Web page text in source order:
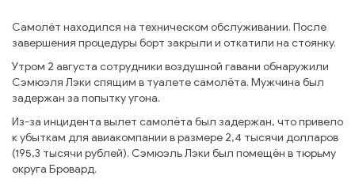
Самолёт находился на техническом обслуживании. После
завершения процедуры борт закрыли и откатили на стоянку.
Утром 2 августа сотрудники воздушной гавани обнаружили
Сэмюэля Лэки спящим в туалете самолёта. Мужчина был
задержан за попытку угона.
Из-за инцидента вылет самолёта был задержан, что привело
к убыткам для авиакомпании в размере 2,4 тысячи долларов
(195,3 тысячи рублей). Сэмюэль Лэки был помещён в тюрьму
округа Бровард.